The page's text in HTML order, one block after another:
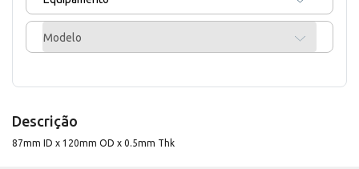
Modelo
Descrição
87mm ID x 120mm OD x 0.5mm Thk